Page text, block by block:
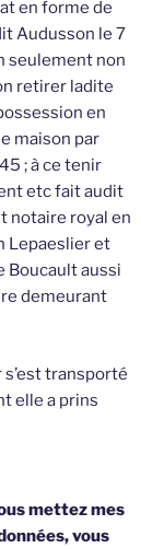
en forme de
Audusson le 7
seulement non
retirer ladite
en
maison par
; à ce tenir
etc fait audit
notaire royal en
Lepaeslier et
Boucault aussi
demeurant
transporté
elle a prins
mettez mes
vous